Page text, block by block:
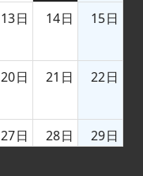
13日 14日 15日
20日 21日 22日
27日 28日 29日